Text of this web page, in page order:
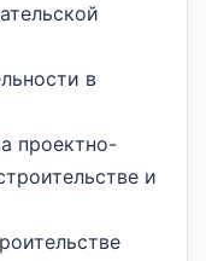
в
проектно-
и